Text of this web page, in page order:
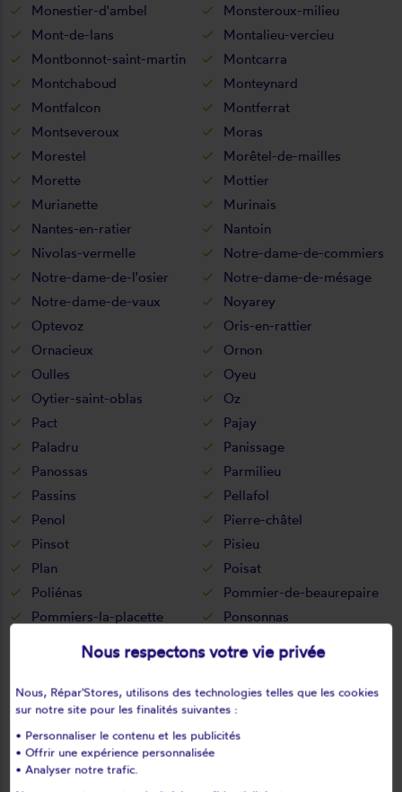
Monestier-d'ambel
Monsteroux-milieu
Mont-de-lans
Montalieu-vercieu
Montbonnot-saint-martin
Montcarra
Montchaboud
Monteynard
Montfalcon
Montferrat
Montseveroux
Moras
Morestel
Morêtel-de-mailles
Morette
Mottier
Murianette
Murinais
Nantes-en-ratier
Nantoin
Nivolas-vermelle
Notre-dame-de-commiers
Notre-dame-de-l'osier
Notre-dame-de-mésage
Notre-dame-de-vaux
Noyarey
Optevoz
Oris-en-rattier
Ornacieux
Ornon
Oulles
Oyeu
Oytier-saint-oblas
Oz
Pact
Pajay
Paladru
Panissage
Panossas
Parmilieu
Passins
Pellafol
Penol
Pierre-châtel
Pinsot
Pisieu
Plan
Poisat
Poliénas
Pommier-de-beaurepaire
Pommiers-la-placette
Ponsonnas
Pont-de-chéruy
Pont-en-royans
Pontcharra
Porcieu-amblagnieu
Prébois
Pressins
Primarette
Proveysieux
Quaix-en-chartreuse
Quet-en-beaumont
Nous respectons votre vie privée
Nous, Répar'Stores, utilisons des technologies telles que les cookies
sur notre site pour les finalités suivantes :
• Personnaliser le contenu et les publicités
• Offrir une expérience personnalisée
• Analyser notre trafic.